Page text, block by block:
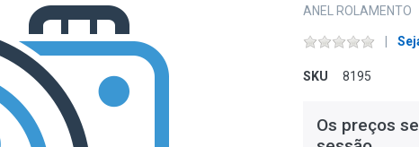
ANEL ROLAMENTO
SKU 8195
Os preços